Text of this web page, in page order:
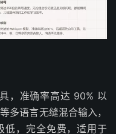
，准确率高达 90% 以
多语言无缝混合输入，
低，完全免费，适用于